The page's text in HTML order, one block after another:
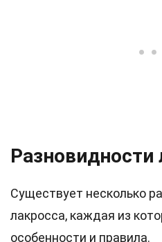
Разновидности
Существует несколько
лакросса, каждая из
особенности и правила.